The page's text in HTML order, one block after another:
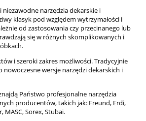
niezawodne narzędzia dekarskie i
klasyk pod względem wytrzymałości i
od zastosowania czy przecinanego lub
się w różnych skomplikowanych i
i szeroki zakres możliwości. Tradycyjnie
nowoczesne wersje narzędzi dekarskich i
Państwo profesjonalne narzędzia
producentów, takich jak: Freund, Erdi,
MASC, Sorex, Stubai.